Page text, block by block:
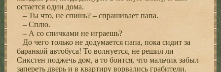
остается один дома.
– Ты что, не спишь? – спрашивает папа.
– Сплю.
– А со спичками не играешь?
До чего только не додумается папа, пока сидит за
баранкой автобуса! То волнуется, не решил ли
Сикстен поджечь дом, а то боится, что мальчик забыл
запереть дверь и в квартиру ворвались грабители.